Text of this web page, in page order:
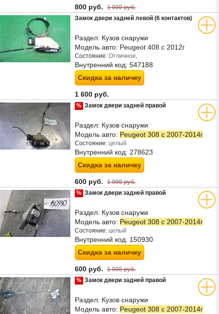
800 руб. 1 000 руб.
Замок двери задней левой (6 контактов)
Раздел: Кузов снаружи
Модель авто: Peugeot 408 с 2012г
Состояние: Отличное,
Внутренний код: 547188
Скидка за наличку
1 600 руб.
% Замок двери задней правой
Раздел: Кузов снаружи
Модель авто: Peugeot 308 с 2007-2014г
Состояние: целый
Внутренний код: 278623
Скидка за наличку
600 руб. 1 000 руб.
% Замок двери задней правой
Раздел: Кузов снаружи
Модель авто: Peugeot 308 с 2007-2014г
Состояние: целый
Внутренний код: 150930
Скидка за наличку
600 руб. 1 000 руб.
% Замок двери задней правой
Раздел: Кузов снаружи
Модель авто: Peugeot 308 с 2007-2014г